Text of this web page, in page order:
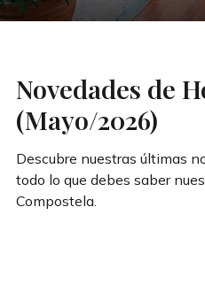
Novedades de
(Mayo/2026)
Descubre nuestras últimas
todo lo que debes saber
Compostela.